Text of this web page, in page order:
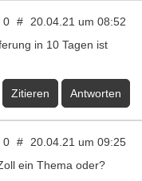
0 # 20.04.21 um 08:52
in 10 Tagen ist
Zitieren Antworten
0 # 20.04.21 um 09:25
ein Thema oder?